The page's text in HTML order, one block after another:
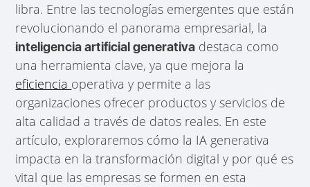
libra. Entre las tecnologías emergentes que están
revolucionando el panorama empresarial, la
inteligencia artificial generativa destaca como
una herramienta clave, ya que mejora la
eficiencia operativa y permite a las
organizaciones ofrecer productos y servicios de
alta calidad a través de datos reales. En este
artículo, exploraremos cómo la IA generativa
impacta en la transformación digital y por qué es
vital que las empresas se formen en esta